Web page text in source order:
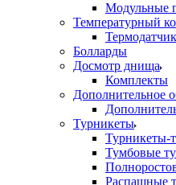
Модульные
Температурный
Болларды
Досмотр днища
Комплекты
Дополнительное
Турникеты
Турникеты-
Тумбовые
Распашные